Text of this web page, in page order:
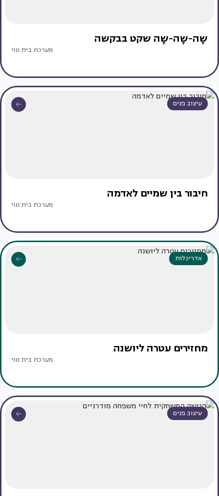
שָה-שָה-שָה שקט בבקשה
מערכת בית ונוי
עיצוב פנים
חיבור בין שמיים לאדמה
מערכת בית ונוי
אדריכלות
מחזירים עטרה ליושנה
מערכת בית ונוי
עיצוב פנים